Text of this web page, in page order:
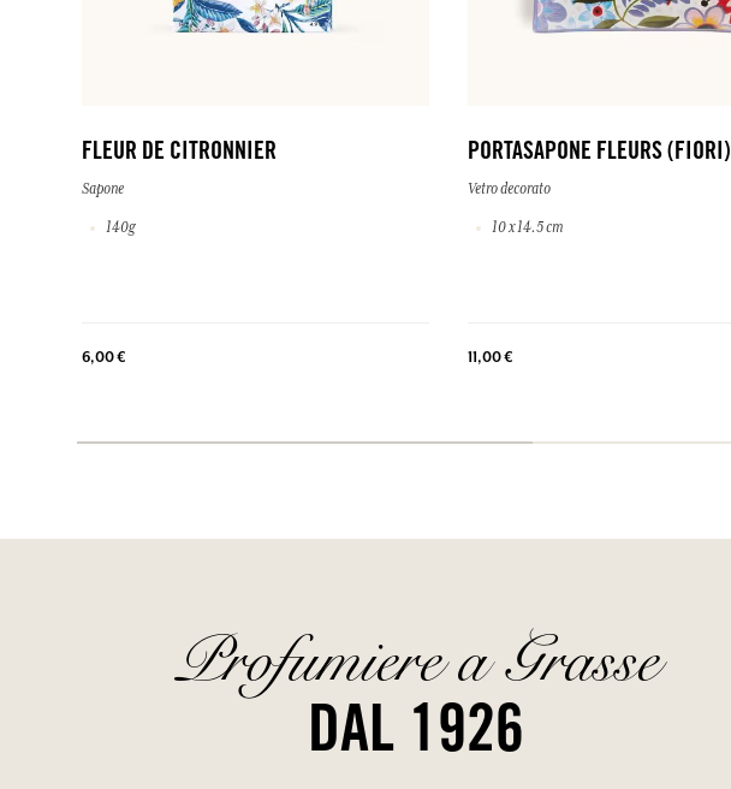
FLEUR DE CITRONNIER
Sapone
140g
6,00 €
PORTASAPONE FLEURS (FIORI)
Vetro decorato
10 x 14.5 cm
11,00 €
Profumiere a Grasse
DAL 1926